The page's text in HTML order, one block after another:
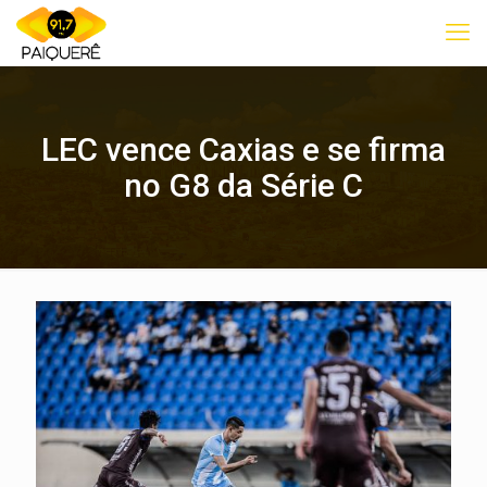
LEC vence Caxias e se firma
no G8 da Série C